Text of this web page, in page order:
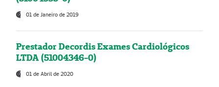
01 de Janeiro de 2019
Prestador Decordis Exames Cardiológicos
LTDA (51004346-0)
01 de Abril de 2020